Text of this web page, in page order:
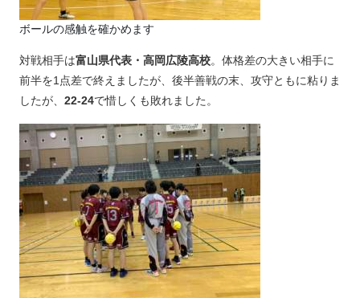
ボールの感触を確かめます
対戦相手は富山県代表・高岡広陵高校。体格差の大きい相手に
前半を1点差で終えましたが、後半善戦の末、攻守ともに粘りま
したが、 22-24で惜しくも敗れました。